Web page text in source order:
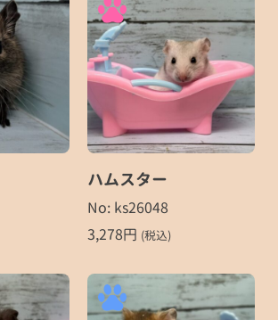
ハムスター
No: ks26048
3,278円 (税込)